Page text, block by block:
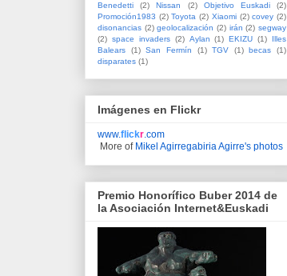
Benedetti
(2) Nissan (2) Objetivo Euskadi
(2)
Promoción1983 (2) Toyota (2) Xiaomi (2) covey (2)
disonancias (2) geolocalización (2) irán (2) segway
(2) space invaders (2) Aylan (1) EKIZU (1)
Illes
Balears
(1) San Fermín (1) TGV (1) becas
(1)
disparates (1)
Imágenes en Flickr
www.flickr .com
More of Mikel Agirregabiria Agirre's photos
Premio Honorífico Buber 2014 de
la Asociación Internet&Euskadi